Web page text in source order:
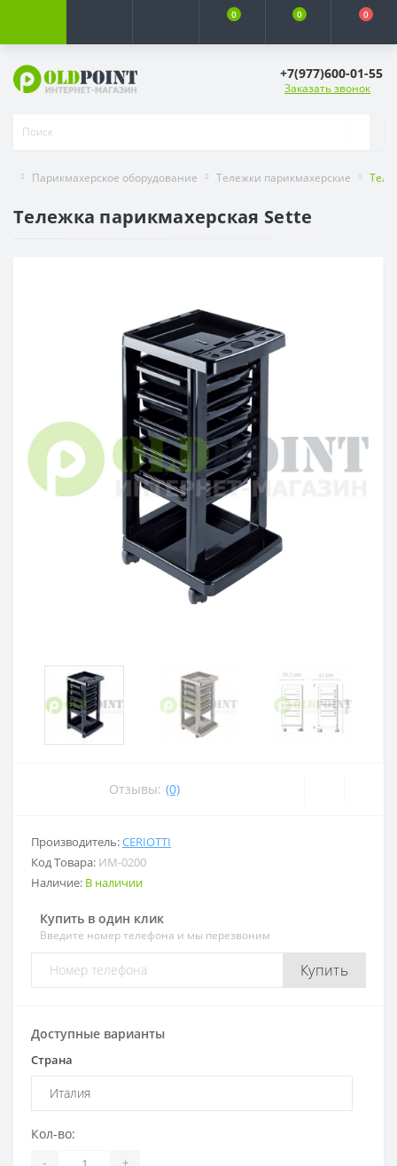
0 0 0
+7(977)600-01-55
Заказать звонок
Парикмахерское оборудование Тележки парикмахерские
Тележка парикмахерская Sette
Отзывы: (0)
Производитель:CERIOTTI
Код Товара: ИМ-0200
Наличие: В наличии
Купить в один клик
Введите номер телефона и мы перезвоним
Купить
Доступные варианты
Страна
Кол-во:
- +